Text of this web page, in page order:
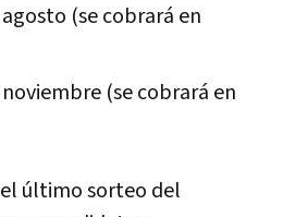
(se cobrará en
(se cobrará en
último sorteo del